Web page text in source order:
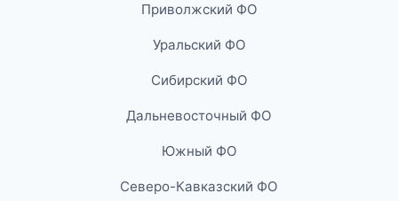
Приволжский ФО
Уральский ФО
Сибирский ФО
Дальневосточный ФО
Южный ФО
Северо-Кавказский ФО